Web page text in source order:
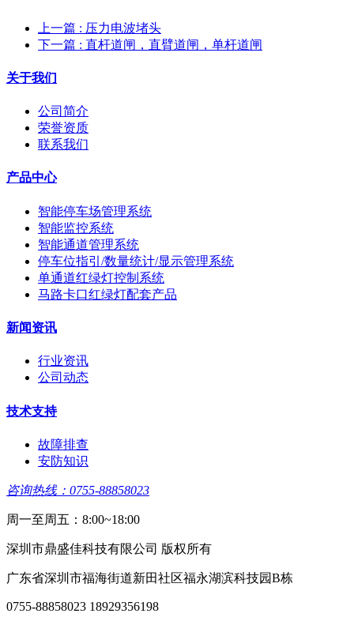
上一篇 : 压力电波堵头
下一篇 : 直杆道闸，直臂道闸，单杆道闸
关于我们
公司简介
荣誉资质
联系我们
产品中心
智能停车场管理系统
智能监控系统
智能通道管理系统
停车位指引/数量统计/显示管理系统
单通道红绿灯控制系统
马路卡口红绿灯配套产品
新闻资讯
行业资讯
公司动态
技术支持
故障排查
安防知识
咨询热线：0755-88858023
周一至周五：8:00~18:00
深圳市鼎盛佳科技有限公司 版权所有
广东省深圳市福海街道新田社区福永湖滨科技园B栋
0755-88858023 18929356198